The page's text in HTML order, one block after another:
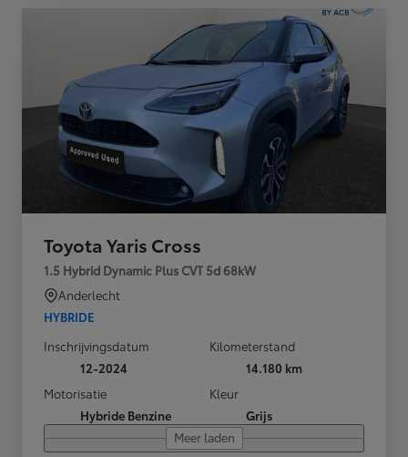
Toyota Yaris Cross
1.5 Hybrid Dynamic Plus CVT 5d 68kW
Anderlecht
HYBRIDE
Inschrijvingsdatum
12-2024
Kilometerstand
14.180 km
Motorisatie
Hybride Benzine
Kleur
Grijs
Meer laden